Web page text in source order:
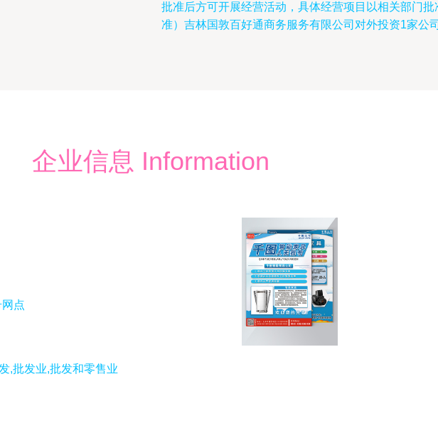
批准后方可开展经营活动，具体经营项目以相关部门
准）吉林国敦百好通商务服务有限公司对外投资1家公司
企业信息 Information
点
,批发业,批发和零售业